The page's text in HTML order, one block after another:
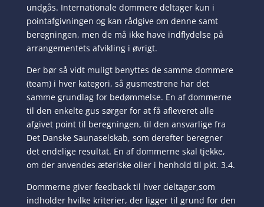
undgås. Internationale dommere deltager kun i
pointafgivningen og kan rådgive om denne samt
beregningen, men de må ikke have indflydelse på
arrangementets afvikling i øvrigt.
Der bør så vidt muligt benyttes de samme dommere
(team) i hver kategori, så gusmestrene har det
samme grundlag for bedømmelse. En af dommerne
til den enkelte gus sørger for at få afleveret alle
afgivet point til beregningen, til den ansvarlige fra
Det Danske Saunaselskab, som derefter beregner
det endelige resultat. En af dommerne skal tjekke,
om der anvendes æteriske olier i henhold til pkt. 3.4.
Dommerne giver feedback til hver deltager,som
indholder hvilke kriterier, der ligger til grund for den